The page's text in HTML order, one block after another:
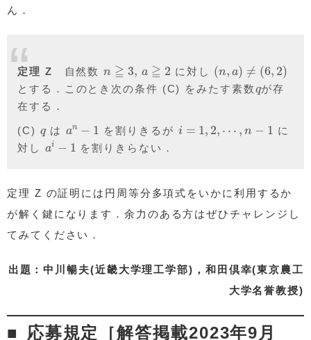
ん．
定理 Z 自然数n ≧ 3, a ≧ 2
≧3 ,a に対し (n, a) ≠ (6, 2)
( )≠ 6 ,2)
とする．このとき次の条件 (C) をみたす素数q
qが存
在する．
(C) q
qは an − 1
an 1 を割りきるが i = 1, 2, ⋯ , n − 1
i= 2 ⋯ 1
に
対し ai − 1
ai− を割りきらない．
定理 Z の証明には円周等分多項式をいかに利用するか
が解く鍵になります．余力のある方はぜひチャレンジし
てみてください．
出題：中川暢夫(近畿大学理工学部)，和田倶幸(東京農工
大学名誉教授)
応募規定［解答掲載2023年9月